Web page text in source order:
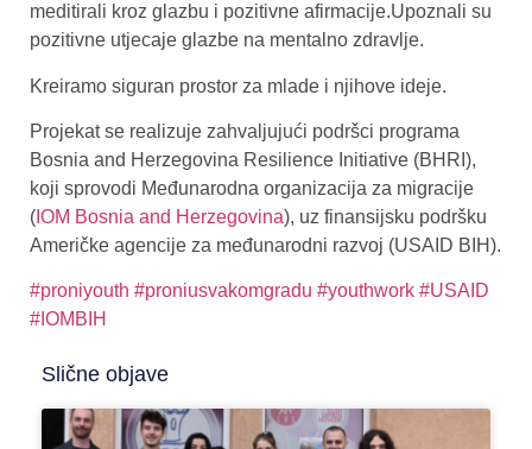
meditirali kroz glazbu i pozitivne afirmacije.Upoznali su
pozitivne utjecaje glazbe na mentalno zdravlje.
Kreiramo siguran prostor za mlade i njihove ideje.
Projekat se realizuje zahvaljujući podršci programa
Bosnia and Herzegovina Resilience Initiative (BHRI),
koji sprovodi Međunarodna organizacija za migracije
( IOM Bosnia and Herzegovina), uz finansijsku podršku
Američke agencije za međunarodni razvoj (USAID BIH).
#proniyouth #proniusvakomgradu #youthwork #USAID
#IOMBIH
Slične objave